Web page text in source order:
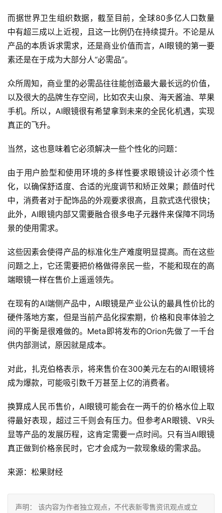
而据世界卫生组织数据，截至目前，全球80多亿人口数量
中有超三成以上近视，且这一比例仍在持续提升。不论是从
产品的本质诉求需求，还是商业价值而言，AI眼镜的第一要
素还是在于成为大部分人“必需品”。
众所周知，商业里的必需品往往能创造最大最长远的价值，
以及很大的品牌生存空间，比如农夫山泉、海天酱油、苹果
手机。所以，AI眼镜很有希望拿到未来的全民化机遇，实现
真正的飞升。
当然，这也意味着它必须解决一些个性化的问题：
由于用户脸型和使用环境的多样性要求眼镜设计必须个性
化，以确保舒适度、合适的光度调节和矫正效果；颜值时代
中，消费者对于配饰品的外观要求很高，且款式迭代很快；
此外，AI眼镜内部又需要融合很多电子元器件来保障不同场
景的使用需求。
这些因素会使得产品的标准化生产难度明显提高。而在这些
问题之上，它还需要把价格做得亲民一些，不能和现在的高
端眼镜一样在售价上遥遥领先。
在现有的AI端侧产品中，AI眼镜是产业公认的最具性价比的
硬件落地方案，但是当前产品化探索期，价格和良率体验之
间的平衡是很难做的。Meta即将发布的Orion先做了一千台
供内部测试，原因就是成本。
对此，扎克伯格表示，将来售价在300美元左右的AI眼镜将
成为爆款，可能吸引数千万甚至上亿的消费者。
换算成人民币售价，AI眼镜可能会在一两千的价格水位上取
得最好表现，超过三千则会有压力。但参考AR眼镜、VR头
显等产品的发展历程，这肯定需要一点时间。只有当AI眼镜
真正做到价格亲民时，它才会成为一款现象级的需求品。
来源：松果财经
声明： 该内容为作者独立观点，不代表新零售资讯观点或立